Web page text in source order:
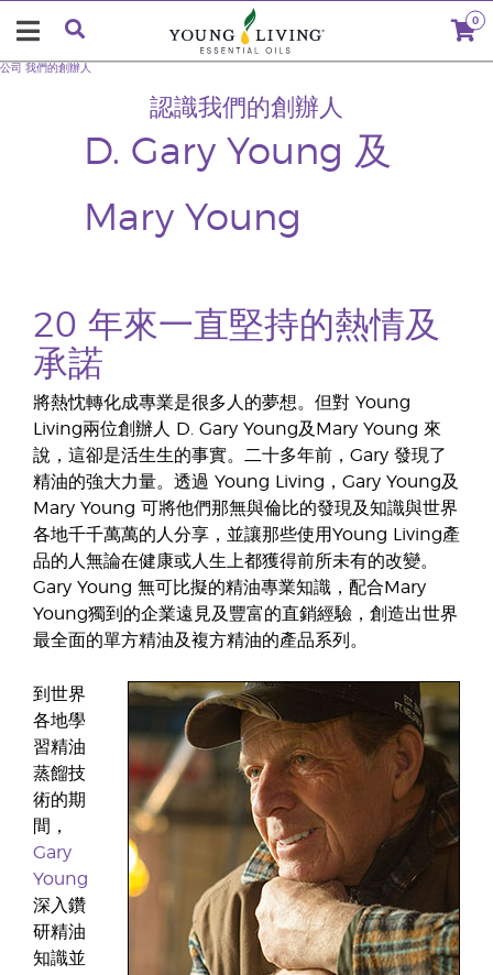
0
認識我們的創辦人
D. Gary Young 及
Mary Young
公司 我們的創辦人
20 年來一直堅持的熱情及
承諾
將熱忱轉化成專業是很多人的夢想。但對 Young
Living兩位創辦人 D. Gary Young及Mary Young 來
說，這卻是活生生的事實。二十多年前，Gary 發現了
精油的強大力量。透過 Young Living，Gary Young及
Mary Young 可將他們那無與倫比的發現及知識與世界
各地千千萬萬的人分享，並讓那些使用Young Living產
品的人無論在健康或人生上都獲得前所未有的改變。
Gary Young 無可比擬的精油專業知識，配合Mary
Young獨到的企業遠見及豐富的直銷經驗，創造出世界
最全面的單方精油及複方精油的產品系列。
到世界
各地學
習精油
蒸餾技
術的期
間，
Gary
Young
深入鑽
研精油
知識並